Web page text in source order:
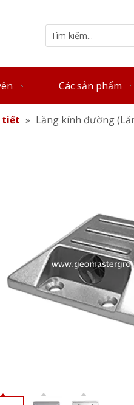
Các sản phẩm
tiết » Lăng kính đường